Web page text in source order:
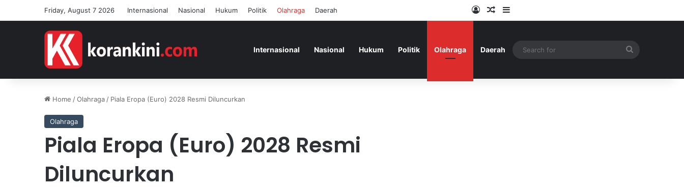
Friday, August 7 2026 Internasional Nasional Hukum Politik Olahraga Daerah Log InRandom Article
Sidebar
Internasional Nasional Hukum Politik Olahraga Daerah
Home /Olahraga / Piala Eropa (Euro) 2028 Resmi Diluncurkan
Olahraga
Piala Eropa (Euro) 2028 Resmi
Diluncurkan